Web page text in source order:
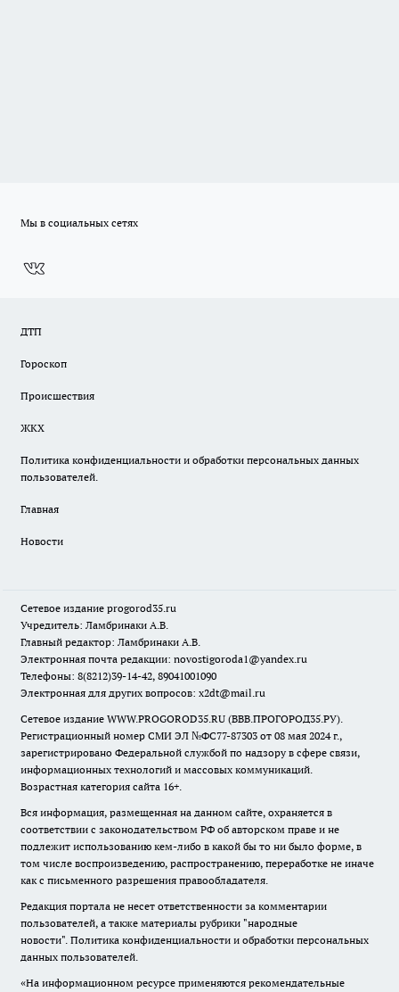
Мы в социальных сетях
ДТП
Гороскоп
Происшествия
ЖКХ
Политика конфиденциальности и обработки персональных данных
пользователей.
Главная
Новости
Сетевое издание progorod35.ru
Учредитель: Ламбринаки А.В.
Главный редактор: Ламбринаки А.В.
Электронная почта редакции: novostigoroda1@yandex.ru
Телефоны: 8(8212)39-14-42, 89041001090
Электронная для других вопросов: x2dt@mail.ru
Сетевое издание WWW.PROGOROD35.RU (ВВВ.ПРОГОРОД35.РУ).
Регистрационный номер СМИ ЭЛ №ФС77-87303 от 08 мая 2024 г.,
зарегистрировано Федеральной службой по надзору в сфере связи,
информационных технологий и массовых коммуникаций.
Возрастная категория сайта 16+.
Вся информация, размещенная на данном сайте, охраняется в
соответствии с законодательством РФ об авторском праве и не
подлежит использованию кем-либо в какой бы то ни было форме, в
том числе воспроизведению, распространению, переработке не иначе
как с письменного разрешения правообладателя.
Редакция портала не несет ответственности за комментарии
пользователей, а также материалы рубрики "народные
новости". Политика конфиденциальности и обработки персональных
данных пользователей.
«На информационном ресурсе применяются рекомендательные